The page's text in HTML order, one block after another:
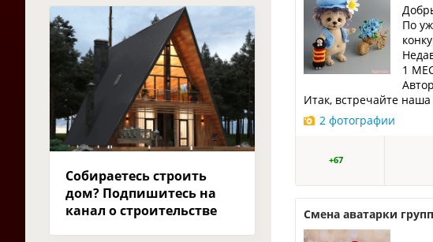
По
1
Итак, встречайте
2 фотографии
+67
Смена аватарки
Собираетесь строить
дом? Подпишитесь на
канал о строительстве